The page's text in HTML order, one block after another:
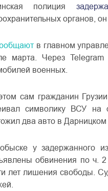
полиция
органов,
в главном
марта. Через
военных.
сам гражданин
символику ВСУ на
два авто в
у задержанного
обвинения по ч. 2
лет лишения свободы.